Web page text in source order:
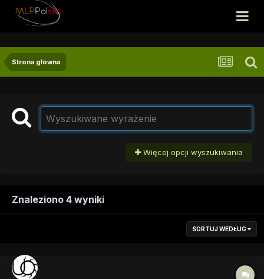
Strona główna
Więcej opcji wyszukiwania
Znaleziono 4 wyniki
SORTUJ WEDŁUG